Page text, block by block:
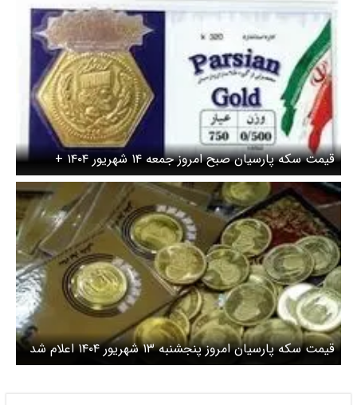
قیمت سکه پارسیان صبح امروز جمعه ۱۴ شهریور ۱۴۰۴ +
جدول
قیمت سکه پارسیان امروز پنجشنبه ۱۳ شهریور ۱۴۰۴ اعلام شد
/ سکه پارسیان ۱۰۰ سوت چند؟ + جدول